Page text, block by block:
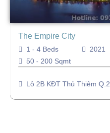
The Empire City
1 - 4 Beds
2021
50 - 200 Sqmt
Lô 2B KĐT Thủ Thiêm Q.2